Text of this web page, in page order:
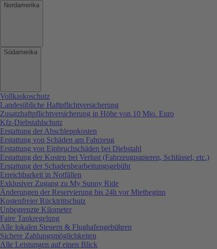
Nordamerika
Südamerika
Vollkaskoschutz
Landesübliche Haftpflichtversicherung
Zusatzhaftpflichtversicherung in Höhe von 10 Mio. Euro
Kfz-Diebstahlschutz
Erstattung der Abschleppkosten
Erstattung von Schäden am Fahrzeug
Erstattung von Einbruchschäden bei Diebstahl
Erstattung der Kosten bei Verlust (Fahrzeugpapieren, Schlüssel, etc.)
Erstattung der Schadenbearbeitungsgebühr
Erreichbarkeit in Notfällen
Exklusiver Zugang zu My Sunny Ride
Änderungen der Reservierung bis 24h vor Mietbeginn
Kostenfreier Rücktrittschutz
Unbegrenzte Kilometer
Faire Tankregelung
Alle lokalen Steuern & Flughafengebühren
Sichere Zahlungsmöglichkeiten
Alle Leistungen auf einen Blick